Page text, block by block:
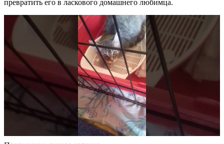
превратить его в ласкового домашнего любимца.